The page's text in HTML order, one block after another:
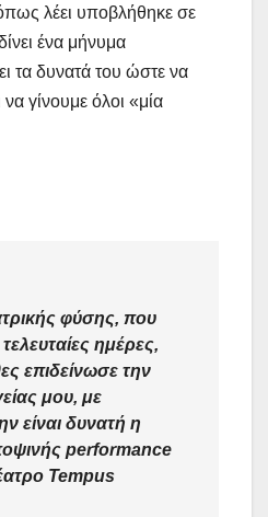
λέει υποβλήθηκε σε
ένα μήνυμα
τα δυνατά του ώστε να
γίνουμε όλοι «μία
φύσης, που
ημέρες,
επιδείνωσε την
μου, με
είναι δυνατή η
performance
Tempus